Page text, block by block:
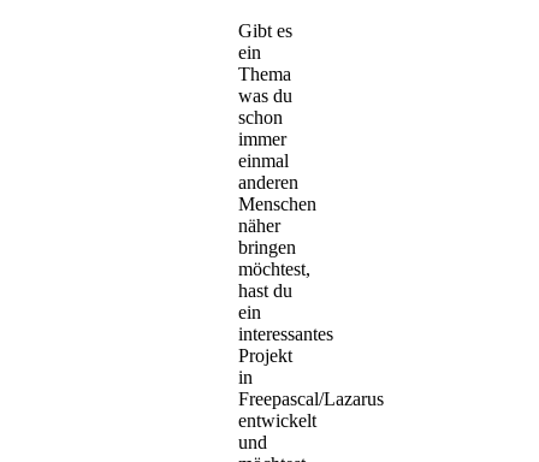
Gibt es
ein
Thema
was du
schon
immer
einmal
anderen
Menschen
näher
bringen
möchtest,
hast du
ein
interessantes
Projekt
in
Freepascal/Lazarus
entwickelt
und